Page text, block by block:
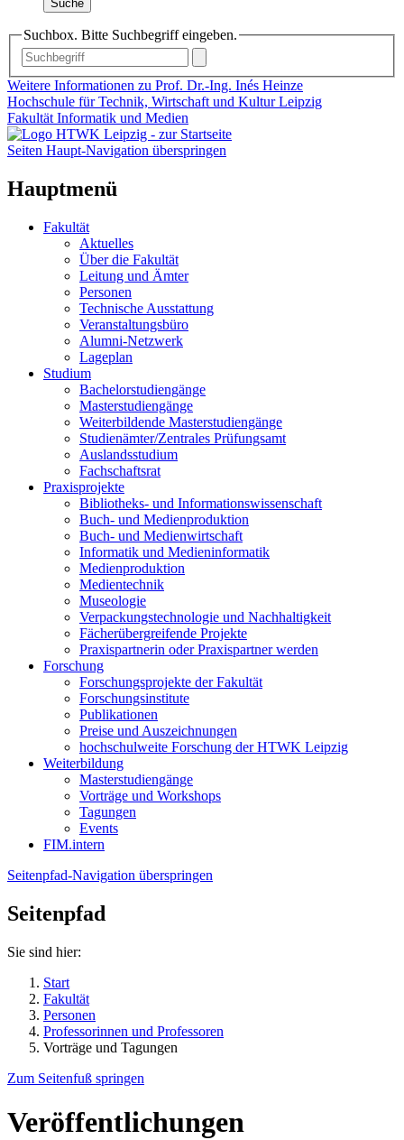
Suche
Suchbox. Bitte Suchbegriff eingeben.
Weitere Informationen zu Prof. Dr.-Ing. Inés Heinze
Hochschule für Technik, Wirtschaft und Kultur Leipzig
Fakultät Informatik und Medien
Seiten Haupt-Navigation überspringen
Hauptmenü
Fakultät
Aktuelles
Über die Fakultät
Leitung und Ämter
Personen
Technische Ausstattung
Veranstaltungsbüro
Alumni-Netzwerk
Lageplan
Studium
Bachelorstudiengänge
Masterstudiengänge
Weiterbildende Masterstudiengänge
Studienämter/Zentrales Prüfungsamt
Auslandsstudium
Fachschaftsrat
Praxisprojekte
Bibliotheks- und Informationswissenschaft
Buch- und Medienproduktion
Buch- und Medienwirtschaft
Informatik und Medieninformatik
Medienproduktion
Medientechnik
Museologie
Verpackungstechnologie und Nachhaltigkeit
Fächerübergreifende Projekte
Praxispartnerin oder Praxispartner werden
Forschung
Forschungsprojekte der Fakultät
Forschungsinstitute
Publikationen
Preise und Auszeichnungen
hochschulweite Forschung der HTWK Leipzig
Weiterbildung
Masterstudiengänge
Vorträge und Workshops
Tagungen
Events
FIM.intern
Seitenpfad-Navigation überspringen
Seitenpfad
Sie sind hier:
Start
Fakultät
Personen
Professorinnen und Professoren
Vorträge und Tagungen
Zum Seitenfuß springen
Veröffentlichungen